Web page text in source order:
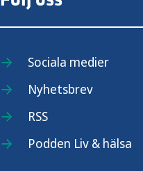
Sociala medier
Nyhetsbrev
RSS
Podden Liv & hälsa